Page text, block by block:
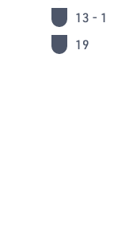
13 - 18
19